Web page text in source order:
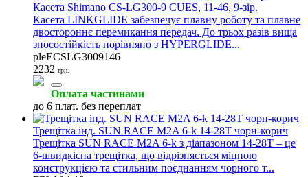
Касета Shimano CS-LG300-9 CUES, 11-46, 9-зір.
Касета LINKGLIDE забезпечує плавну роботу та плавне
двостороннє перемикання передач. До трьох разів вища
зносостійкість порівняно з HYPERGLIDE...
pleECSLG3009146
2232 грн.
Оплата частинами
до 6 плат. без переплат
Трещітка інд. SUN RACE M2A 6-k 14-28T чорн-корич
Трещітка SUN RACE M2A 6-k з діапазоном 14-28T – це
6-швидкісна трещітка, що відрізняється міцною
конструкцією та стильним поєднанням чорного т...